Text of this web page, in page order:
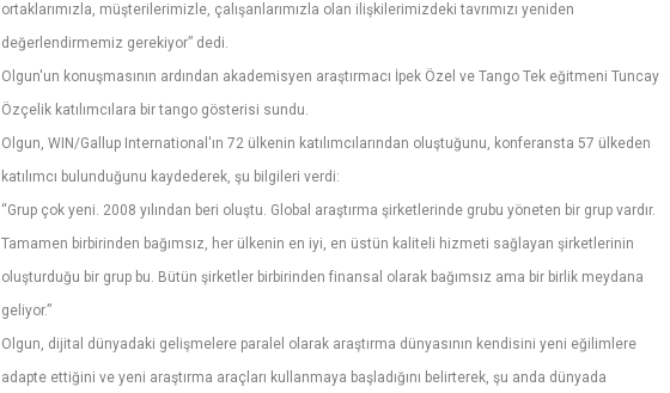
ortaklarımızla, müşterilerimizle, çalışanlarımızla olan ilişkilerimizdeki tavrımızı yeniden
değerlendirmemiz gerekiyor” dedi.
Olgun'un konuşmasının ardından akademisyen araştırmacı İpek Özel ve Tango Tek eğitmeni Tuncay
Özçelik katılımcılara bir tango gösterisi sundu.
Olgun, WIN/Gallup International'ın 72 ülkenin katılımcılarından oluştuğunu, konferansta 57 ülkeden
katılımcı bulunduğunu kaydederek, şu bilgileri verdi:
“Grup çok yeni. 2008 yılından beri oluştu. Global araştırma şirketlerinde grubu yöneten bir grup vardır.
Tamamen birbirinden bağımsız, her ülkenin en iyi, en üstün kaliteli hizmeti sağlayan şirketlerinin
oluşturduğu bir grup bu. Bütün şirketler birbirinden finansal olarak bağımsız ama bir birlik meydana
geliyor.”
Olgun, dijital dünyadaki gelişmelere paralel olarak araştırma dünyasının kendisini yeni eğilimlere
adapte ettiğini ve yeni araştırma araçları kullanmaya başladığını belirterek, şu anda dünyada